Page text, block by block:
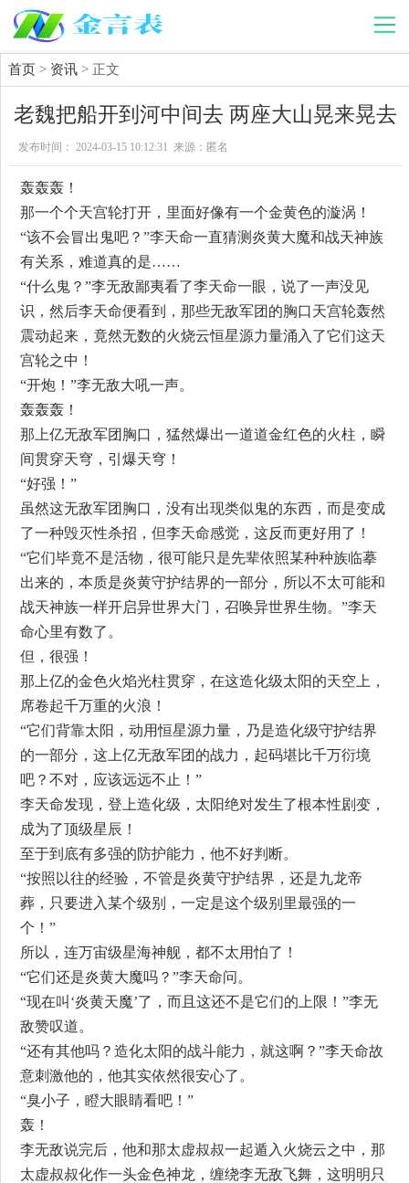
首页 > 资讯 > 正文
老魏把船开到河中间去 两座大山晃来晃去
发布时间： 2024-03-15 10:12:31 来源：匿名
轰轰轰！
那一个个天宫轮打开，里面好像有一个金黄色的漩涡！
“该不会冒出鬼吧？”李天命一直猜测炎黄大魔和战天神族
有关系，难道真的是……
“什么鬼？”李无敌鄙夷看了李天命一眼，说了一声没见
识，然后李天命便看到，那些无敌军团的胸口天宫轮轰然
震动起来，竟然无数的火烧云恒星源力量涌入了它们这天
宫轮之中！
“开炮！”李无敌大吼一声。
轰轰轰！
那上亿无敌军团胸口，猛然爆出一道道金红色的火柱，瞬
间贯穿天穹，引爆天穹！
“好强！”
虽然这无敌军团胸口，没有出现类似鬼的东西，而是变成
了一种毁灭性杀招，但李天命感觉，这反而更好用了！
“它们毕竟不是活物，很可能只是先辈依照某种种族临摹
出来的，本质是炎黄守护结界的一部分，所以不太可能和
战天神族一样开启异世界大门，召唤异世界生物。”李天
命心里有数了。
但，很强！
那上亿的金色火焰光柱贯穿，在这造化级太阳的天空上，
席卷起千万重的火浪！
“它们背靠太阳，动用恒星源力量，乃是造化级守护结界
的一部分，这上亿无敌军团的战力，起码堪比千万衍境
吧？不对，应该远远不止！”
李天命发现，登上造化级，太阳绝对发生了根本性剧变，
成为了顶级星辰！
至于到底有多强的防护能力，他不好判断。
“按照以往的经验，不管是炎黄守护结界，还是九龙帝
葬，只要进入某个级别，一定是这个级别里最强的一
个！”
所以，连万宙级星海神舰，都不太用怕了！
“它们还是炎黄大魔吗？”李天命问。
“现在叫‘炎黄天魔’了，而且这还不是它们的上限！”李无
敌赞叹道。
“还有其他吗？造化太阳的战斗能力，就这啊？”李天命故
意刺激他的，他其实依然很安心了。
“臭小子，瞪大眼睛看吧！”
轰！
李无敌说完后，他和那太虚叔叔一起遁入火烧云之中，那
太虚叔叔化作一头金色神龙，缠绕李无敌飞舞，这明明只